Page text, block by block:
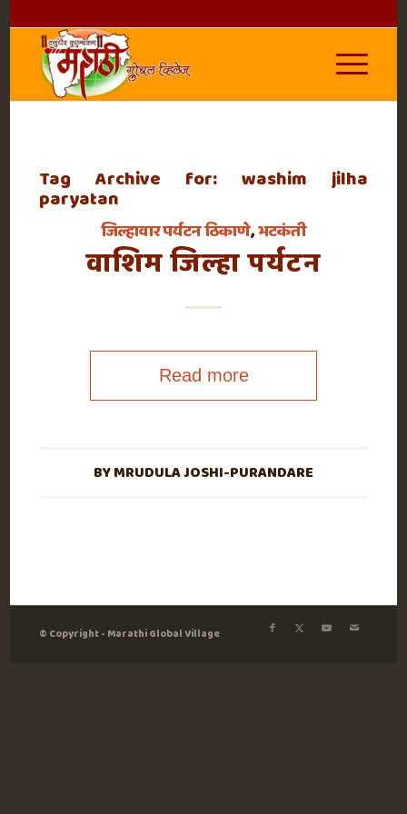
Tag Archive for: washim jilha
paryatan
जिल्हावार पर्यटन ठिकाणे,भटकंती
वाशिम जिल्हा पर्यटन
Read more
BYMRUDULA JOSHI-PURANDARE
© Copyright - Marathi Global Village